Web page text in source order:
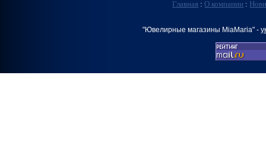
Главная :О компании :
"Ювелирные магазины MiaMaria" -